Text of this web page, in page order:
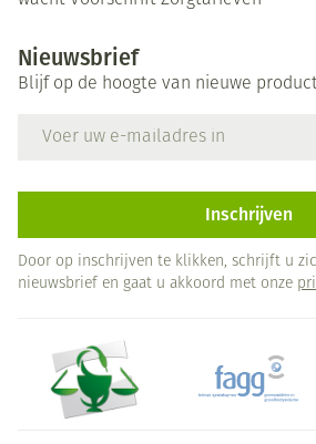
Nieuwsbrief
Blijf op de hoogte van nieuwe
Inschrijven
Door op inschrijven te klikken, schrijft u
nieuwsbrief en gaat u akkoord met onze